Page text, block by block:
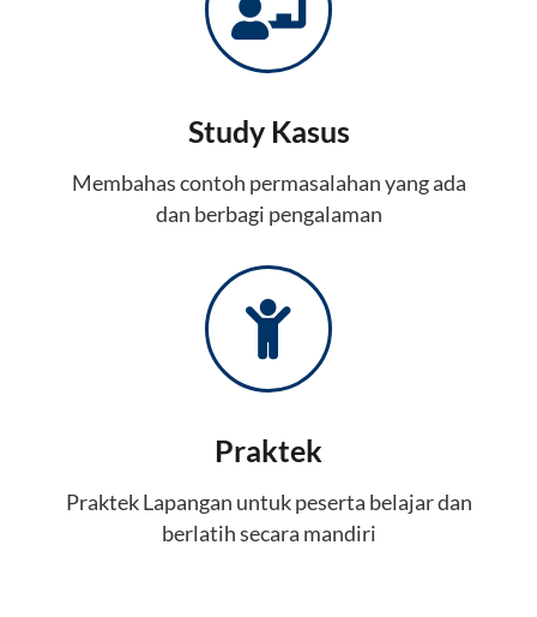
Study Kasus
Membahas contoh permasalahan yang ada
dan berbagi pengalaman
Praktek
Praktek Lapangan untuk peserta belajar dan
berlatih secara mandiri